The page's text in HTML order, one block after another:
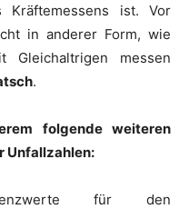
Kräftemessens ist. Vor
in anderer Form, wie
Gleichaltrigen messen
.
folgende weiteren
Unfallzahlen:
für den